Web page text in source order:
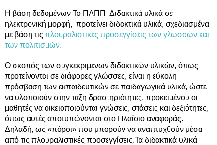
Η βάση δεδομένων Το ΠΑΠΠ- Διδακτικά υλικά σε
ηλεκτρονική μορφή, προτείνει διδακτικά υλικά, σχεδιασμένα
με βάση τις πλουραλιστικές προσεγγίσεις των γλωσσών και
των πολιτισμών.
Ο σκοπός των συγκεκριμένων διδακτικών υλικών, όπως
προτείνονται σε διάφορες γλώσσες, είναι η εύκολη
πρόσβαση των εκπαιδευτικών σε παιδαγωγικά υλικά, ώστε
να υλοποιούν στην τάξη δραστηριότητες, προκειμένου οι
μαθητές να οικειοποιούνται γνώσεις, στάσεις και δεξιότητες,
όπως αυτές αποτυπώνονται στο Πλαίσιο αναφοράς.
Δηλαδή, ως «πόροι» που μπορούν να αναπτυχθούν μέσα
από τις πλουραλιστικές προσεγγίσεις.Τα διδακτικά υλικά